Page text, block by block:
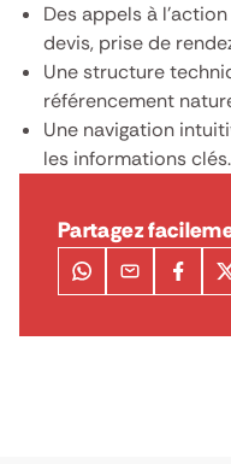
Des appels à
devis, prise de
Une structure
référencement
Une navigation
les informations clés.
Partagez